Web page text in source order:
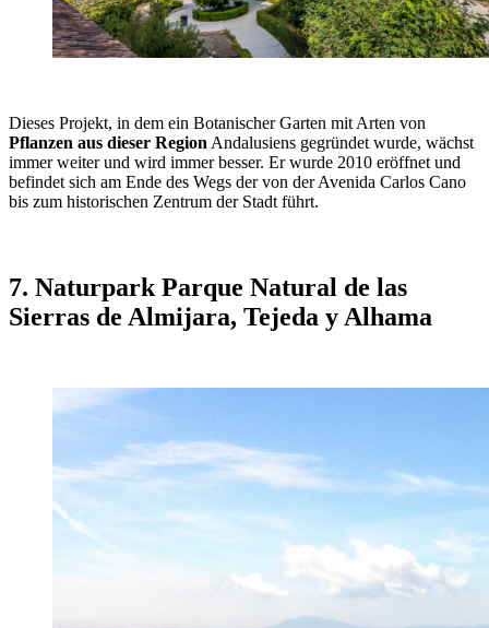
Dieses Projekt, in dem ein Botanischer Garten mit Arten von
Pflanzen aus dieser RegionAndalusiens gegründet wurde, wächst
immer weiter und wird immer besser. Er wurde 2010 eröffnet und
befindet sich am Ende des Wegs der von der Avenida Carlos Cano
bis zum historischen Zentrum der Stadt führt.
7. Naturpark Parque Natural de las
Sierras de Almijara, Tejeda y Alhama